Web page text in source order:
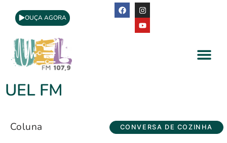
OUÇA AGORA
UEL FM
Coluna CONVERSA DE COZINHA